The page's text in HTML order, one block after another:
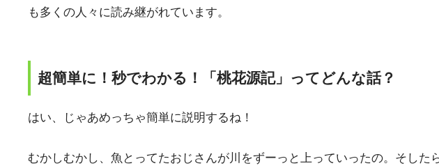
も多くの人々に読み継がれています。
超簡単に！秒でわかる！「桃花源記」ってどんな話？
はい、じゃあめっちゃ簡単に説明するね！
むかしむかし、魚とってたおじさんが川をずーっと上っていったの。そし